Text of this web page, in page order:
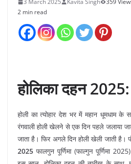
3 March 2025 Kavita Singh 359
2 min read
होलिका दहन 2025:
होली का त्योहार देश भर में महान धूमधाम के
रंगवाली होली खेलने से एक दिन पहले जलाया
जाता है। फिर अगले दिन होली खेली जाती
2025 फालगुन पूर्णिमा (फाल्गुन पूर्णिमा